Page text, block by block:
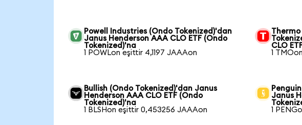
Powell Industries (Ondo Tokenized)'dan
Janus Henderson AAA CLO ETF (Ondo
Tokenized)'na
1 POWLon eşittir 4,1197 JAAAon
CLO
1
Bullish (Ondo Tokenized)'dan Janus
Henderson AAA CLO ETF (Ondo
Tokenized)'na
1 BLSHon eşittir 0,453256 JAAAon
Janus
1